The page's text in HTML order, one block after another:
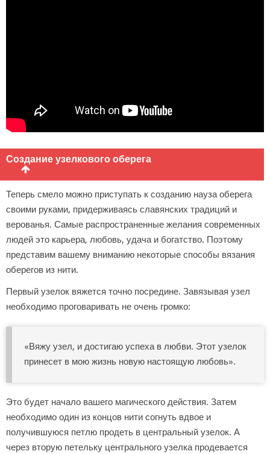
Создание узелкового оберега
Теперь смело можно приступать к созданию науза оберега
своими руками, придерживаясь славянских традиций и
верованья. Самые распространенные желания современных
людей это карьера, любовь, удача и богатство. Поэтому
представим вашему вниманию некоторые способы вязания
оберегов из нити.
Первый узелок вяжется точно посредине. Завязывая узел
необходимо проговаривать не очень громко:
«Вяжу узел, и достигаю успеха в любви. Этот узелок
принесет в мою жизнь новую настоящую любовь».
Это будет начало вашего магического действия. Затем
необходимо один из концов нити согнуть вдвое и
получившуюся петлю продеть в центральный узелок. А
через вторую петельку центрального узелка продевается